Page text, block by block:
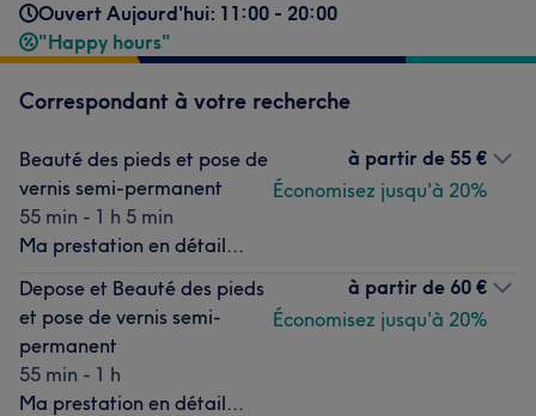
Ouvert Aujourd'hui: 11:00 - 20:00
"Happy hours"
Correspondant à votre recherche
Beauté des pieds et pose de
vernis semi-permanent
55 min - 1 h 5 min
Ma prestation en détail...
à partir de 55 €
Économisez jusqu'à 20%
Depose et Beauté des pieds
et pose de vernis semi-
permanent
55 min - 1 h
Ma prestation en détail...
à partir de 60 €
Économisez jusqu'à 20%